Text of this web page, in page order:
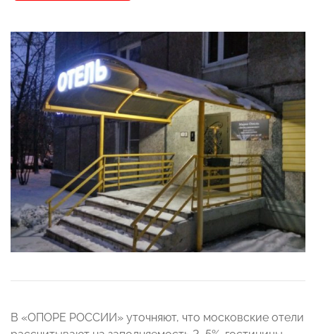
В «ОПОРЕ РОССИИ» уточняют, что московские отели